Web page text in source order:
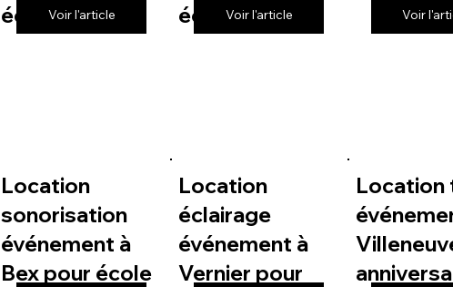
écoleVoir l'article
écoleVoir l'article Voir
Location
sonorisation
événement à
Bex pour école
Location
éclairage
événement à
Vernier pour
Location